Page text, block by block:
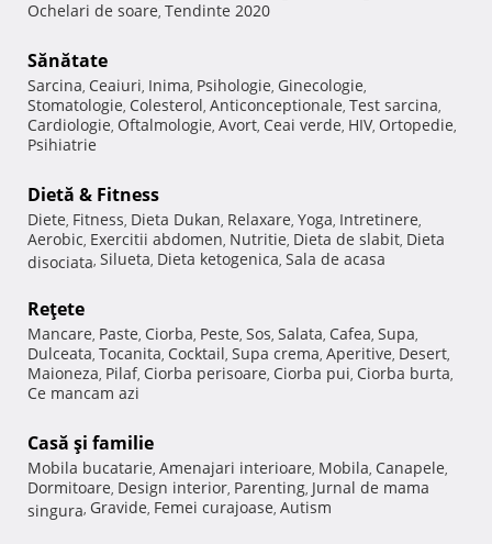
Ochelari de soare, Tendinte 2020
Sănătate
Sarcina, Ceaiuri, Inima, Psihologie, Ginecologie,
Stomatologie, Colesterol, Anticonceptionale, Test sarcina,
Cardiologie, Oftalmologie, Avort, Ceai verde, HIV, Ortopedie,
Psihiatrie
Dietă & Fitness
Diete, Fitness, Dieta Dukan, Relaxare, Yoga, Intretinere,
Aerobic, Exercitii abdomen, Nutritie, Dieta de slabit, Dieta
disociata, Silueta, Dieta ketogenica, Sala de acasa
Reţete
Mancare, Paste, Ciorba, Peste, Sos, Salata, Cafea, Supa,
Dulceata, Tocanita, Cocktail, Supa crema, Aperitive, Desert,
Maioneza, Pilaf, Ciorba perisoare, Ciorba pui, Ciorba burta,
Ce mancam azi
Casă şi familie
Mobila bucatarie, Amenajari interioare, Mobila, Canapele,
Dormitoare, Design interior, Parenting, Jurnal de mama
singura, Gravide, Femei curajoase, Autism